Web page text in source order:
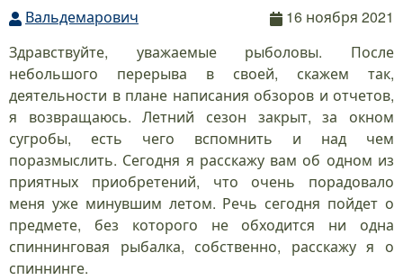
Вальдемарович
16 ноября 2021
Здравствуйте, уважаемые рыболовы. После
небольшого перерыва в своей, скажем так,
деятельности в плане написания обзоров и отчетов,
я возвращаюсь. Летний сезон закрыт, за окном
сугробы, есть чего вспомнить и над чем
поразмыслить. Сегодня я расскажу вам об одном из
приятных приобретений, что очень порадовало
меня уже минувшим летом. Речь сегодня пойдет о
предмете, без которого не обходится ни одна
спиннинговая рыбалка, собственно, расскажу я о
спиннинге.